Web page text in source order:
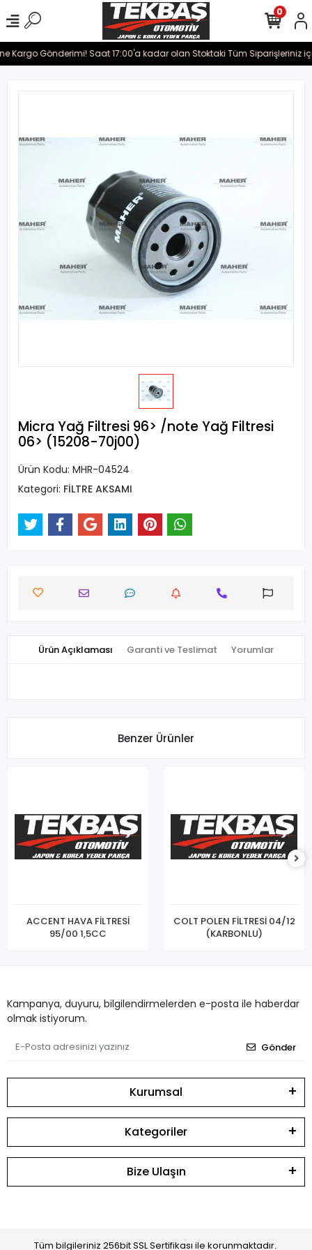
Kargo Gönderimi! Saat 17:00'a kadar olan Stoktaki Tüm Siparişleriniz
0
Micra Yağ Filtresi 96> /note Yağ Filtresi
06> (15208-70j00)
Ürün Kodu: MHR-04524
Kategori: FİLTRE AKSAMI
Ürün Açıklaması Garanti ve Teslimat Yorumlar
Benzer Ürünler
ACCENT HAVA FİLTRESİ
95/00 1,5CC
COLT POLEN FİLTRESİ 04/12
(KARBONLU)
Kampanya, duyuru, bilgilendirmelerden e-posta ile haberdar
olmak istiyorum.
Gönder
Kurumsal
Kategoriler
Bize Ulaşın
Tüm bilgileriniz 256bit SSL Sertifikası ile korunmaktadır.